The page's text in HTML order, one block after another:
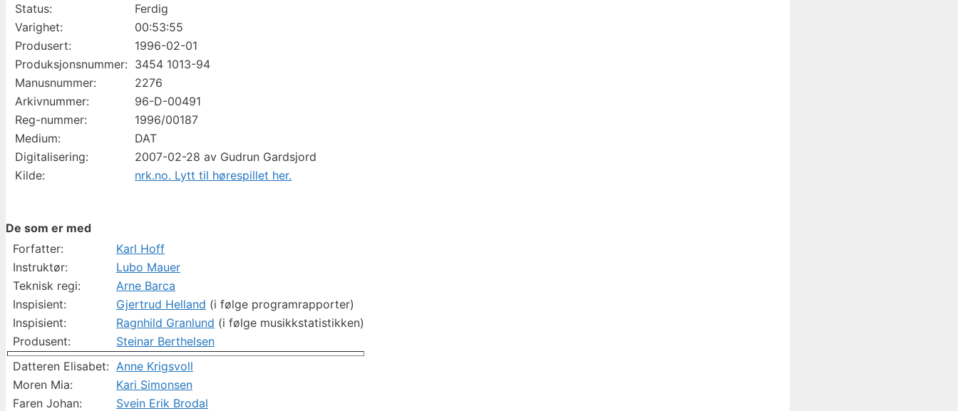
Status:
Ferdig
Varighet:
00:53:55
Produsert:
1996-02-01
Produksjonsnummer: 3454 1013-94
Manusnummer:
2276
Arkivnummer:
96-D-00491
Reg-nummer:
1996/00187
Medium:
DAT
Digitalisering:
2007-02-28 av Gudrun Gardsjord
Kilde:
nrk.no. Lytt til hørespillet her.
De som er med
Forfatter:
Karl Hoff
Instruktør:
Lubo Mauer
Teknisk regi:
Arne Barca
Inspisient:
Gjertrud Helland (i følge programrapporter)
Inspisient:
Ragnhild Granlund (i følge musikkstatistikken)
Produsent:
Steinar Berthelsen
Datteren Elisabet: Anne Krigsvoll
Moren Mia:
Kari Simonsen
Faren Johan:
Svein Erik Brodal